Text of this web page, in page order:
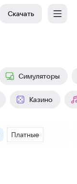
Скачать
Симуляторы
Казино
Платные